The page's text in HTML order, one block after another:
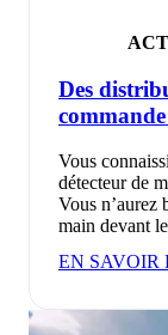
Des
Vous
détecteur de
Vous n’aurez
main devant
EN SAVOIR